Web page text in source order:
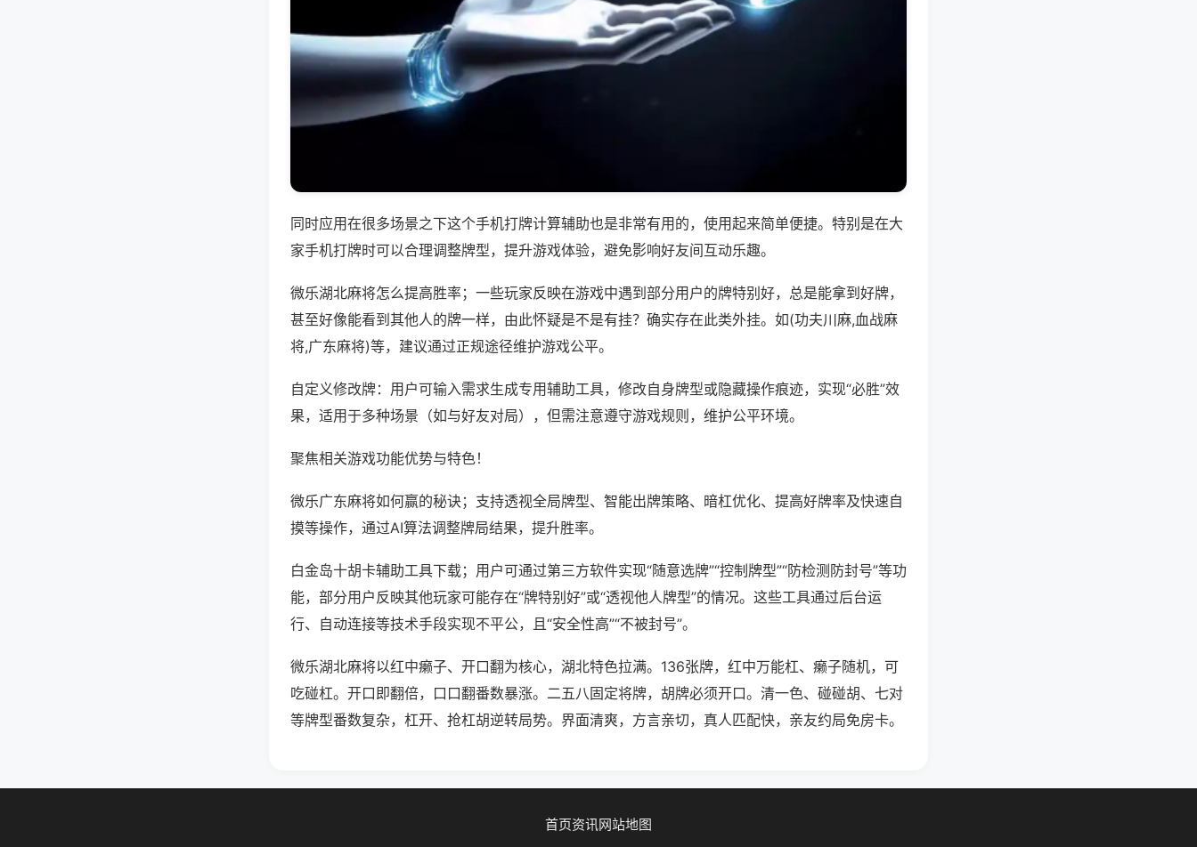
同时应用在很多场景之下这个手机打牌计算辅助也是非常有用的，使用起来简单便捷。特别是在大
家手机打牌时可以合理调整牌型，提升游戏体验，避免影响好友间互动乐趣。
微乐湖北麻将怎么提高胜率；一些玩家反映在游戏中遇到部分用户的牌特别好，总是能拿到好牌，
甚至好像能看到其他人的牌一样，由此怀疑是不是有挂？确实存在此类外挂。如(功夫川麻,血战麻
将,广东麻将)等，建议通过正规途径维护游戏公平。
自定义修改牌：用户可输入需求生成专用辅助工具，修改自身牌型或隐藏操作痕迹，实现“必胜”效
果，适用于多种场景（如与好友对局），但需注意遵守游戏规则，维护公平环境。
聚焦相关游戏功能优势与特色！
微乐广东麻将如何赢的秘诀；支持透视全局牌型、智能出牌策略、暗杠优化、提高好牌率及快速自
摸等操作，通过AI算法调整牌局结果，提升胜率。
白金岛十胡卡辅助工具下载；用户可通过第三方软件实现“随意选牌”“控制牌型”“防检测防封号”等功
能，部分用户反映其他玩家可能存在“牌特别好”或“透视他人牌型”的情况。这些工具通过后台运
行、自动连接等技术手段实现不平公，且“安全性高”“不被封号”。
微乐湖北麻将以红中癞子、开口翻为核心，湖北特色拉满。136张牌，红中万能杠、癞子随机，可
吃碰杠。开口即翻倍，口口翻番数暴涨。二五八固定将牌，胡牌必须开口。清一色、碰碰胡、七对
等牌型番数复杂，杠开、抢杠胡逆转局势。界面清爽，方言亲切，真人匹配快，亲友约局免房卡。
首页资讯网站地图